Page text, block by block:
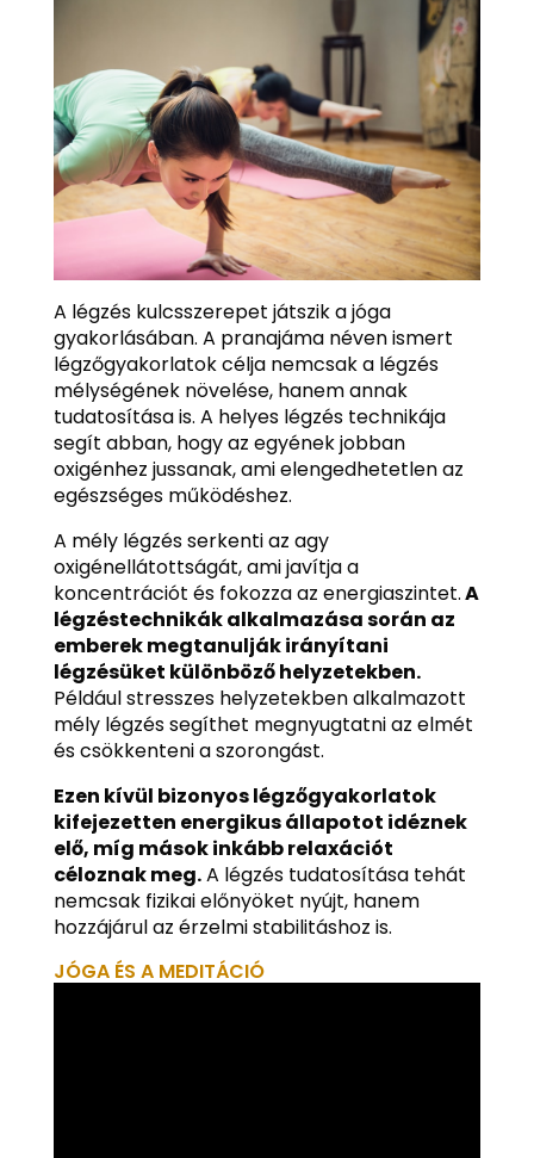
A légzés kulcsszerepet játszik a jóga
gyakorlásában. A pranajáma néven ismert
légzőgyakorlatok célja nemcsak a légzés
mélységének növelése, hanem annak
tudatosítása is. A helyes légzés technikája
segít abban, hogy az egyének jobban
oxigénhez jussanak, ami elengedhetetlen az
egészséges működéshez.
A mély légzés serkenti az agy
oxigénellátottságát, ami javítja a
koncentrációt és fokozza az energiaszintet.A
légzéstechnikák alkalmazása során az
emberek megtanulják irányítani
légzésüket különböző helyzetekben.
Például stresszes helyzetekben alkalmazott
mély légzés segíthet megnyugtatni az elmét
és csökkenteni a szorongást.
Ezen kívül bizonyos légzőgyakorlatok
kifejezetten energikus állapotot idéznek
elő, míg mások inkább relaxációt
céloznak meg.A légzés tudatosítása tehát
nemcsak fizikai előnyöket nyújt, hanem
hozzájárul az érzelmi stabilitáshoz is.
JÓGA ÉS A MEDITÁCIÓ